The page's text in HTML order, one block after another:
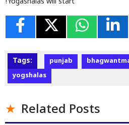
!Yogashalas will start
Tags: punjab
yogshalas
Related Posts